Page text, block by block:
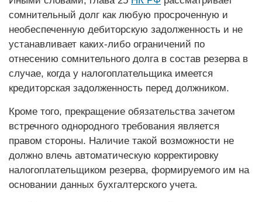
сомнительный долг как любую просроченную и
необеспеченную дебиторскую задолженность и не
устанавливает каких-либо ограничений по
отнесению сомнительного долга в состав резерва в
случае, когда у налогоплательщика имеется
кредиторская задолженность перед должником.
Кроме того, прекращение обязательства зачетом
встречного однородного требования является
правом стороны. Наличие такой возможности не
должно влечь автоматическую корректировку
налогоплательщиком резерва, формируемого им на
основании данных бухгалтерского учета.